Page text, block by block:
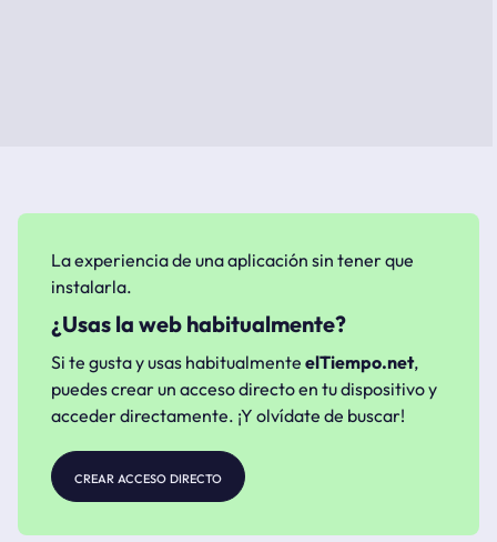
La experiencia de una aplicación sin tener que
instalarla.
¿Usas la web habitualmente?
Si te gusta y usas habitualmente elTiempo.net,
puedes crear un acceso directo en tu dispositivo y
acceder directamente. ¡Y olvídate de buscar!
crear acceso directo